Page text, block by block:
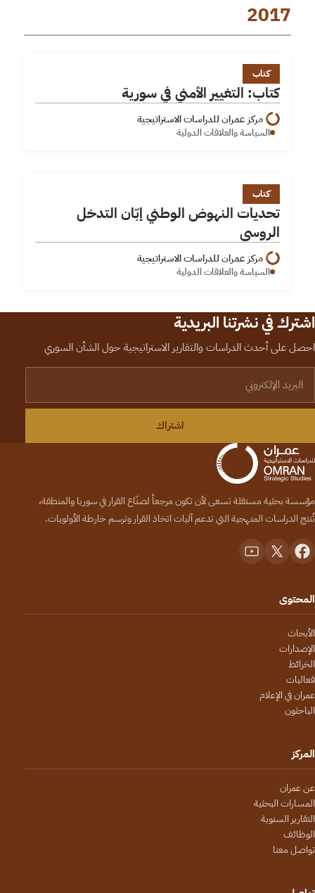
2017
كتاب: التغيير الأمني في سورية
كتاب
كتاب: التغيير الأمني في سورية
مركز عمران للدراسات الاستراتيجية
السياسة والعلاقات الدولية
تحديات النهوض الوطني إبّان التدخل الروسي
كتاب
تحديات النهوض الوطني إبّان التدخل
الروسي
مركز عمران للدراسات الاستراتيجية
السياسة والعلاقات الدولية
اشترك في نشرتنا البريدية
احصل على أحدث الدراسات والتقارير الاستراتيجية حول الشأن السوري
اشتراك
مؤسسة بحثية مستقلة تسعى لأن تكون مرجعاً لصنّاع القرار في سوريا والمنطقة،
تُنتج الدراسات المنهجية التي تدعم آليات اتخاذ القرار وترسم خارطة الأولويات.
المحتوى
الأبحاث
الإصدارات
الخرائط
فعاليات
عمران في الإعلام
الباحثون
المركز
عن عمران
المسارات البحثية
التقارير السنوية
الوظائف
تواصل معنا